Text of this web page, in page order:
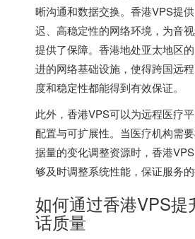
晰沟通和数据交换。香港VPS提
迟、高稳定性的网络环境，为音
提供了保障。香港地处亚太地区
进的网络基础设施，使得跨国远
度和稳定性都能得到有效保证。
此外， 香港VPS可以为远程医疗
配置与可扩展性。当医疗机构需
据量的变化调整资源时， 香港VPS
够及时调整系统性能，保证服务的
如何通过香港VPS提
话质量